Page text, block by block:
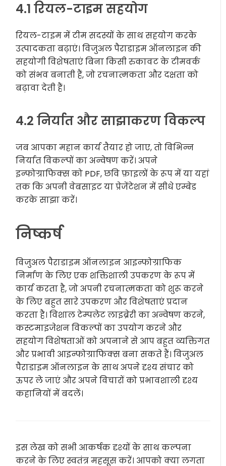
4.1 रियल-टाइम सहयोग
रियल-टाइम में टीम सदस्यों के साथ सहयोग करके
उत्पादकता बढ़ाएं। विजुअल पैराडाइम ऑनलाइन की
सहयोगी विशेषताएं बिना किसी रुकावट के टीमवर्क
को संभव बनाती हैं, जो रचनात्मकता और दक्षता को
बढ़ावा देती हैं।
4.2 निर्यात और साझाकरण विकल्प
जब आपका महान कार्य तैयार हो जाए, तो विभिन्न
निर्यात विकल्पों का अन्वेषण करें। अपने
इन्फोग्राफिक्स को PDF, छवि फ़ाइलों के रूप में या यहां
तक कि अपनी वेबसाइट या प्रेजेंटेशन में सीधे एम्बेड
करके साझा करें।
निष्कर्ष
विजुअल पैराडाइम ऑनलाइन आइन्फोग्राफिक
निर्माण के लिए एक शक्तिशाली उपकरण के रूप में
कार्य करता है, जो अपनी रचनात्मकता को शुरू करने
के लिए बहुत सारे उपकरण और विशेषताएं प्रदान
करता है। विशाल टेम्पलेट लाइब्रेरी का अन्वेषण करने,
कस्टमाइजेशन विकल्पों का उपयोग करने और
सहयोग विशेषताओं को अपनाने से आप बहुत व्यक्तिगत
और प्रभावी आइन्फोग्राफिक्स बना सकते हैं। विजुअल
पैराडाइम ऑनलाइन के साथ अपने दृश्य संचार को
ऊपर ले जाएं और अपने विचारों को प्रभावशाली दृश्य
कहानियों में बदलें।
इस लेख को सभी आकर्षक दृश्यों के साथ कल्पना
करने के लिए स्वतंत्र महसूस करें। आपको क्या लगता